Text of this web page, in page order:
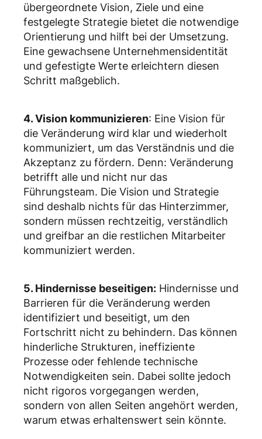
übergeordnete Vision, Ziele und eine
festgelegte Strategie bietet die notwendige
Orientierung und hilft bei der Umsetzung.
Eine gewachsene Unternehmensidentität
und gefestigte Werte erleichtern diesen
Schritt maßgeblich.
4. Vision kommunizieren: Eine Vision für
die Veränderung wird klar und wiederholt
kommuniziert, um das Verständnis und die
Akzeptanz zu fördern. Denn: Veränderung
betrifft alle und nicht nur das
Führungsteam. Die Vision und Strategie
sind deshalb nichts für das Hinterzimmer,
sondern müssen rechtzeitig, verständlich
und greifbar an die restlichen Mitarbeiter
kommuniziert werden.
5. Hindernisse beseitigen: Hindernisse und
Barrieren für die Veränderung werden
identifiziert und beseitigt, um den
Fortschritt nicht zu behindern. Das können
hinderliche Strukturen, ineffiziente
Prozesse oder fehlende technische
Notwendigkeiten sein. Dabei sollte jedoch
nicht rigoros vorgegangen werden,
sondern von allen Seiten angehört werden,
warum etwas erhaltenswert sein könnte.